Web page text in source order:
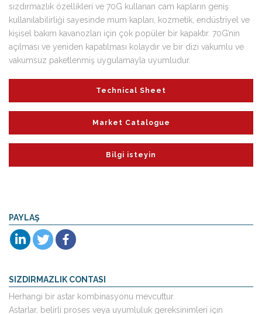
sızdırmazlık özellikleri ve 70G kullanan cam kapların geniş
kullanılabilirliği sayesinde mum kapları, kozmetik, endüstriyel ve
kişisel bakım kavanozları için çok popüler bir kapaktır. 70G’nin
açılması ve yeniden kapatılması kolaydır ve bir dizi vakumlu ve
vakumsuz paketlenmiş uygulamayla uyumludur.
Technical Sheet
Market Catalogue
Bilgi isteyin
PAYLAŞ
SIZDIRMAZLIK CONTASI
Herhangi bir astar kombinasyonu mevcuttur.
Astarlar, belirli proses veya uyumluluk gereksinimleri için